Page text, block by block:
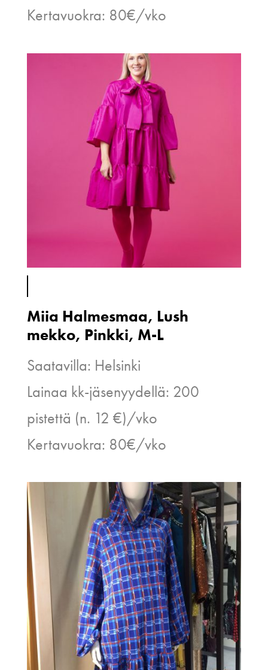
Kertavuokra: 80€/vko
Miia Halmesmaa, Lush
mekko, Pinkki, M-L
Saatavilla: Helsinki
Lainaa kk-jäsenyydellä: 200
pistettä (n. 12 €)/vko
Kertavuokra: 80€/vko